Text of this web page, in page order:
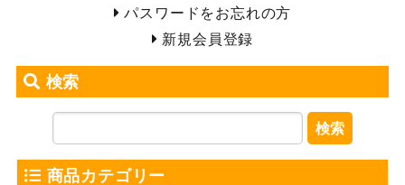
パスワードをお忘れの方
新規会員登録
検索
検索
商品カテゴリー